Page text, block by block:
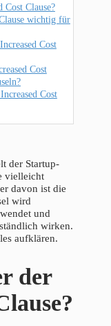
Cost Clause?
wichtig für
Cost
Cost
Cost
der Startup-
vielleicht
davon ist die
wird
und
wirken.
aufklären.
der